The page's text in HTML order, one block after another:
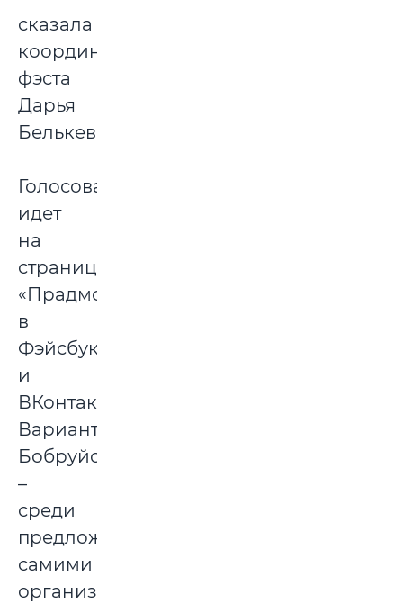
сказала
координаторка
фэста
Дарья
Белькевич.
Голосование
идет
на
страницах
«Прадмовы»
в
Фэйсбуке
и
ВКонтакте.
Вариант
Бобруйска
–
среди
предложенных
самими
организаторами,